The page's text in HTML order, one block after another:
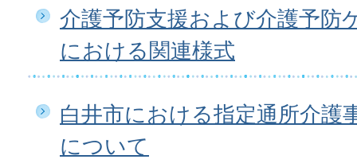
介護予防支援および介護予防
における関連様式
白井市における指定通所介護
について